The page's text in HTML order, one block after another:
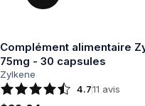
Complément alimentaire
75mg - 30 capsules
Zylkene
4.711 avis